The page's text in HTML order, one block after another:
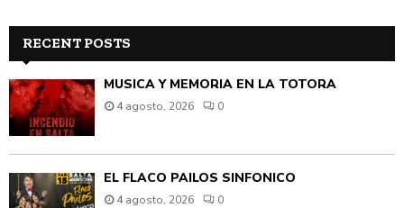
RECENT POSTS
MÚSICA Y MEMORIA EN LA TOTORA
4 agosto, 2026 0
EL FLACO PAILOS SINFÓNICO
4 agosto, 2026 0